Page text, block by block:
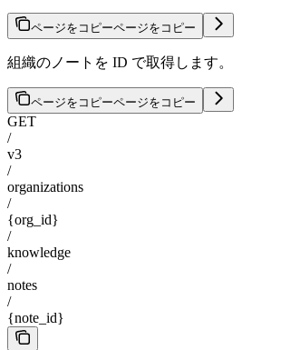
ページをコピーページをコピー
組織のノートを ID で取得します。
ページをコピーページをコピー
GET
/
v3
/
organizations
/
{org_id}
/
knowledge
/
notes
/
{note_id}